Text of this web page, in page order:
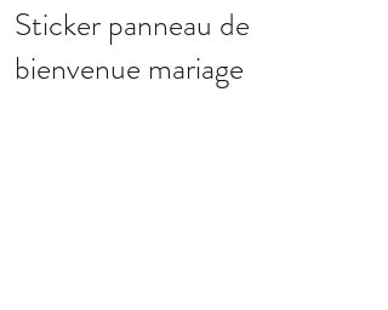
Sticker panneau de
bienvenue mariage